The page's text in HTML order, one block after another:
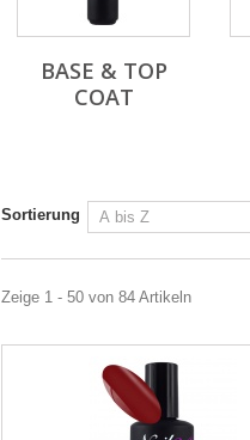
BASE & TOP
COAT
Sortierung
Zeige 1 - 50 von 84 Artikeln